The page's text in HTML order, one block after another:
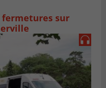
fermetures sur